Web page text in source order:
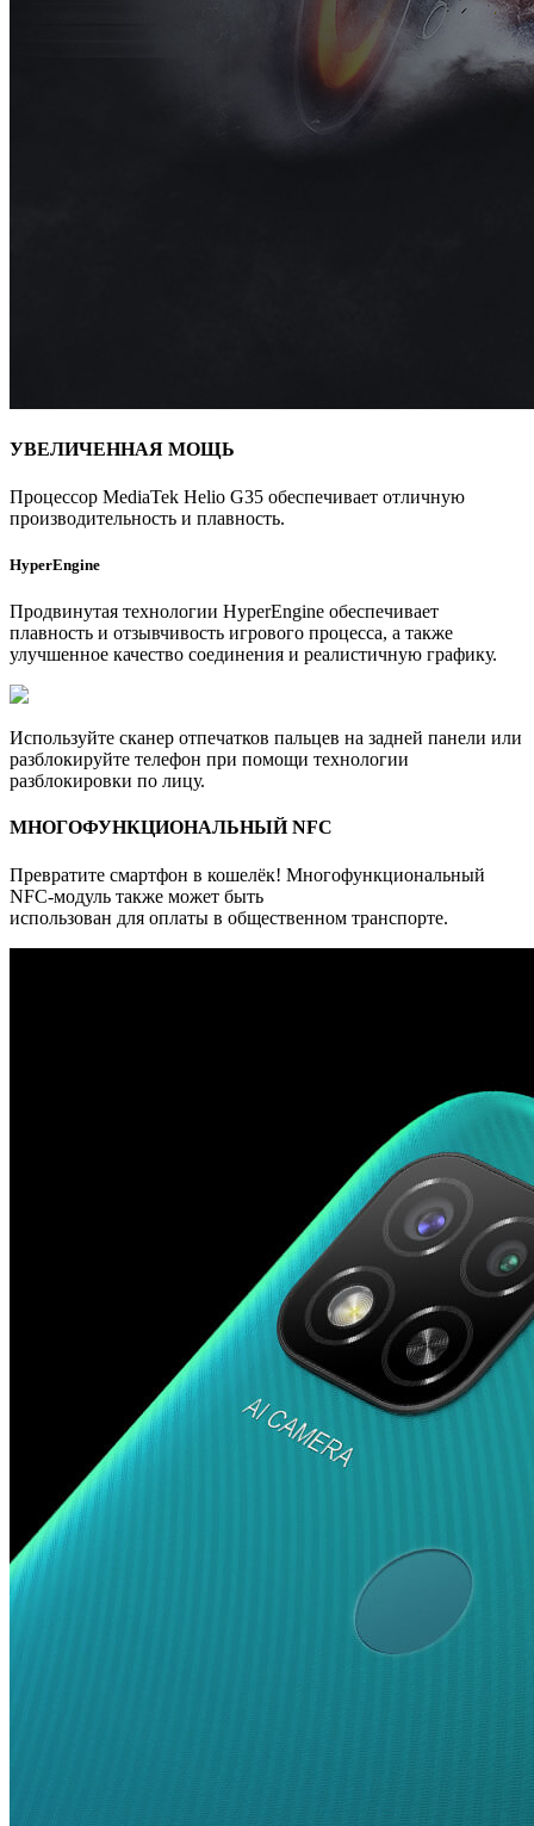
УВЕЛИЧЕННАЯ МОЩЬ
Процессор MediaTek Helio G35 обеспечивает отличную
производительность и плавность.
HyperEngine
Продвинутая технологии HyperEngine обеспечивает
плавность и отзывчивость игрового процесса, а также
улучшенное качество соединения и реалистичную графику.
Используйте сканер отпечатков пальцев на задней панели или
разблокируйте телефон при помощи технологии
разблокировки по лицу.
МНОГОФУНКЦИОНАЛЬНЫЙ NFC
Превратите смартфон в кошелёк! Многофункциональный
NFC-модуль также может быть
использован для оплаты в общественном транспорте.